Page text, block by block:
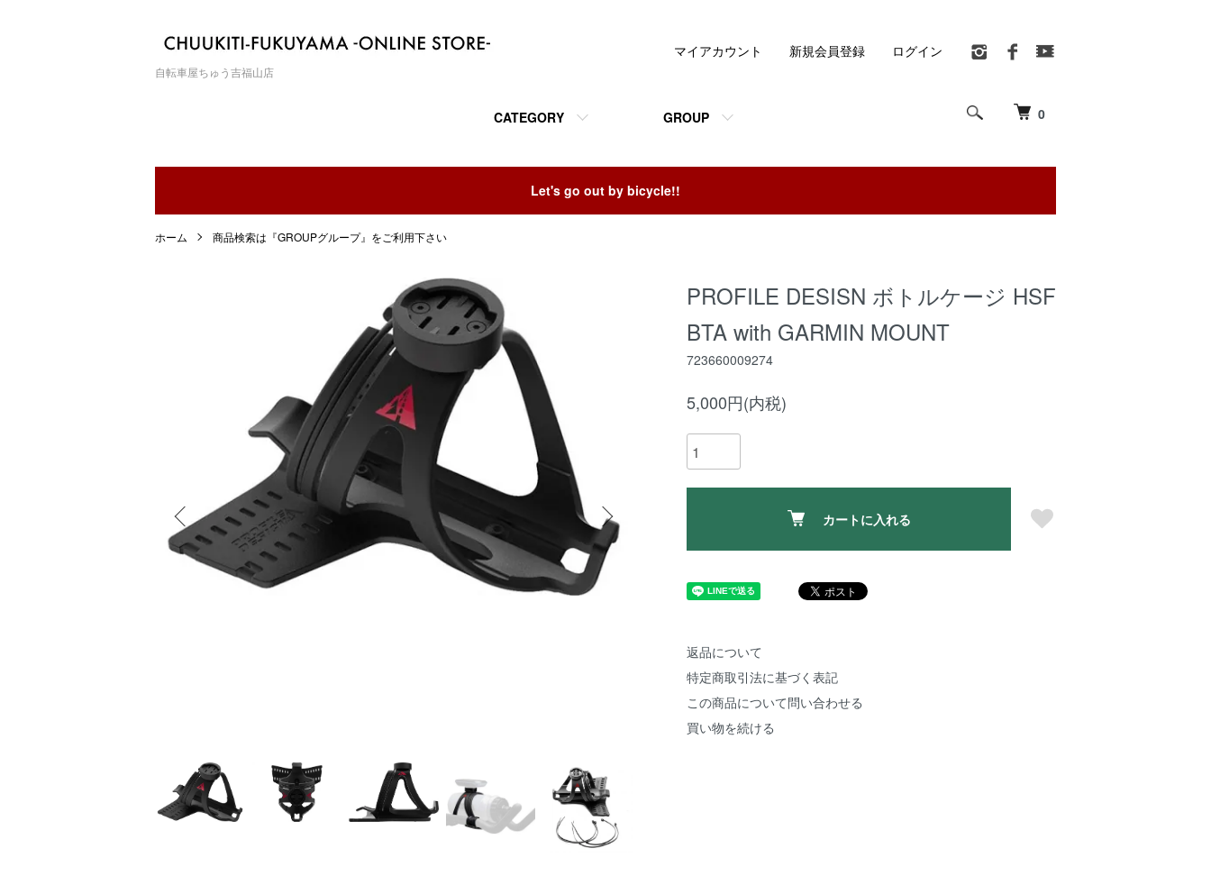
自転車屋ちゅう吉福山店
0
CATEGORY GROUP
マイアカウント 新規会員登録 ログイン
Let's go out by bicycle!!
ホーム 商品検索は『GROUPグループ』をご利用下さい
PROFILE DESISN ボトルケージ HSF
BTA with GARMIN MOUNT
723660009274
5,000円(内税)
カートに入れる
返品について
特定商取引法に基づく表記
この商品について問い合わせる
買い物を続ける